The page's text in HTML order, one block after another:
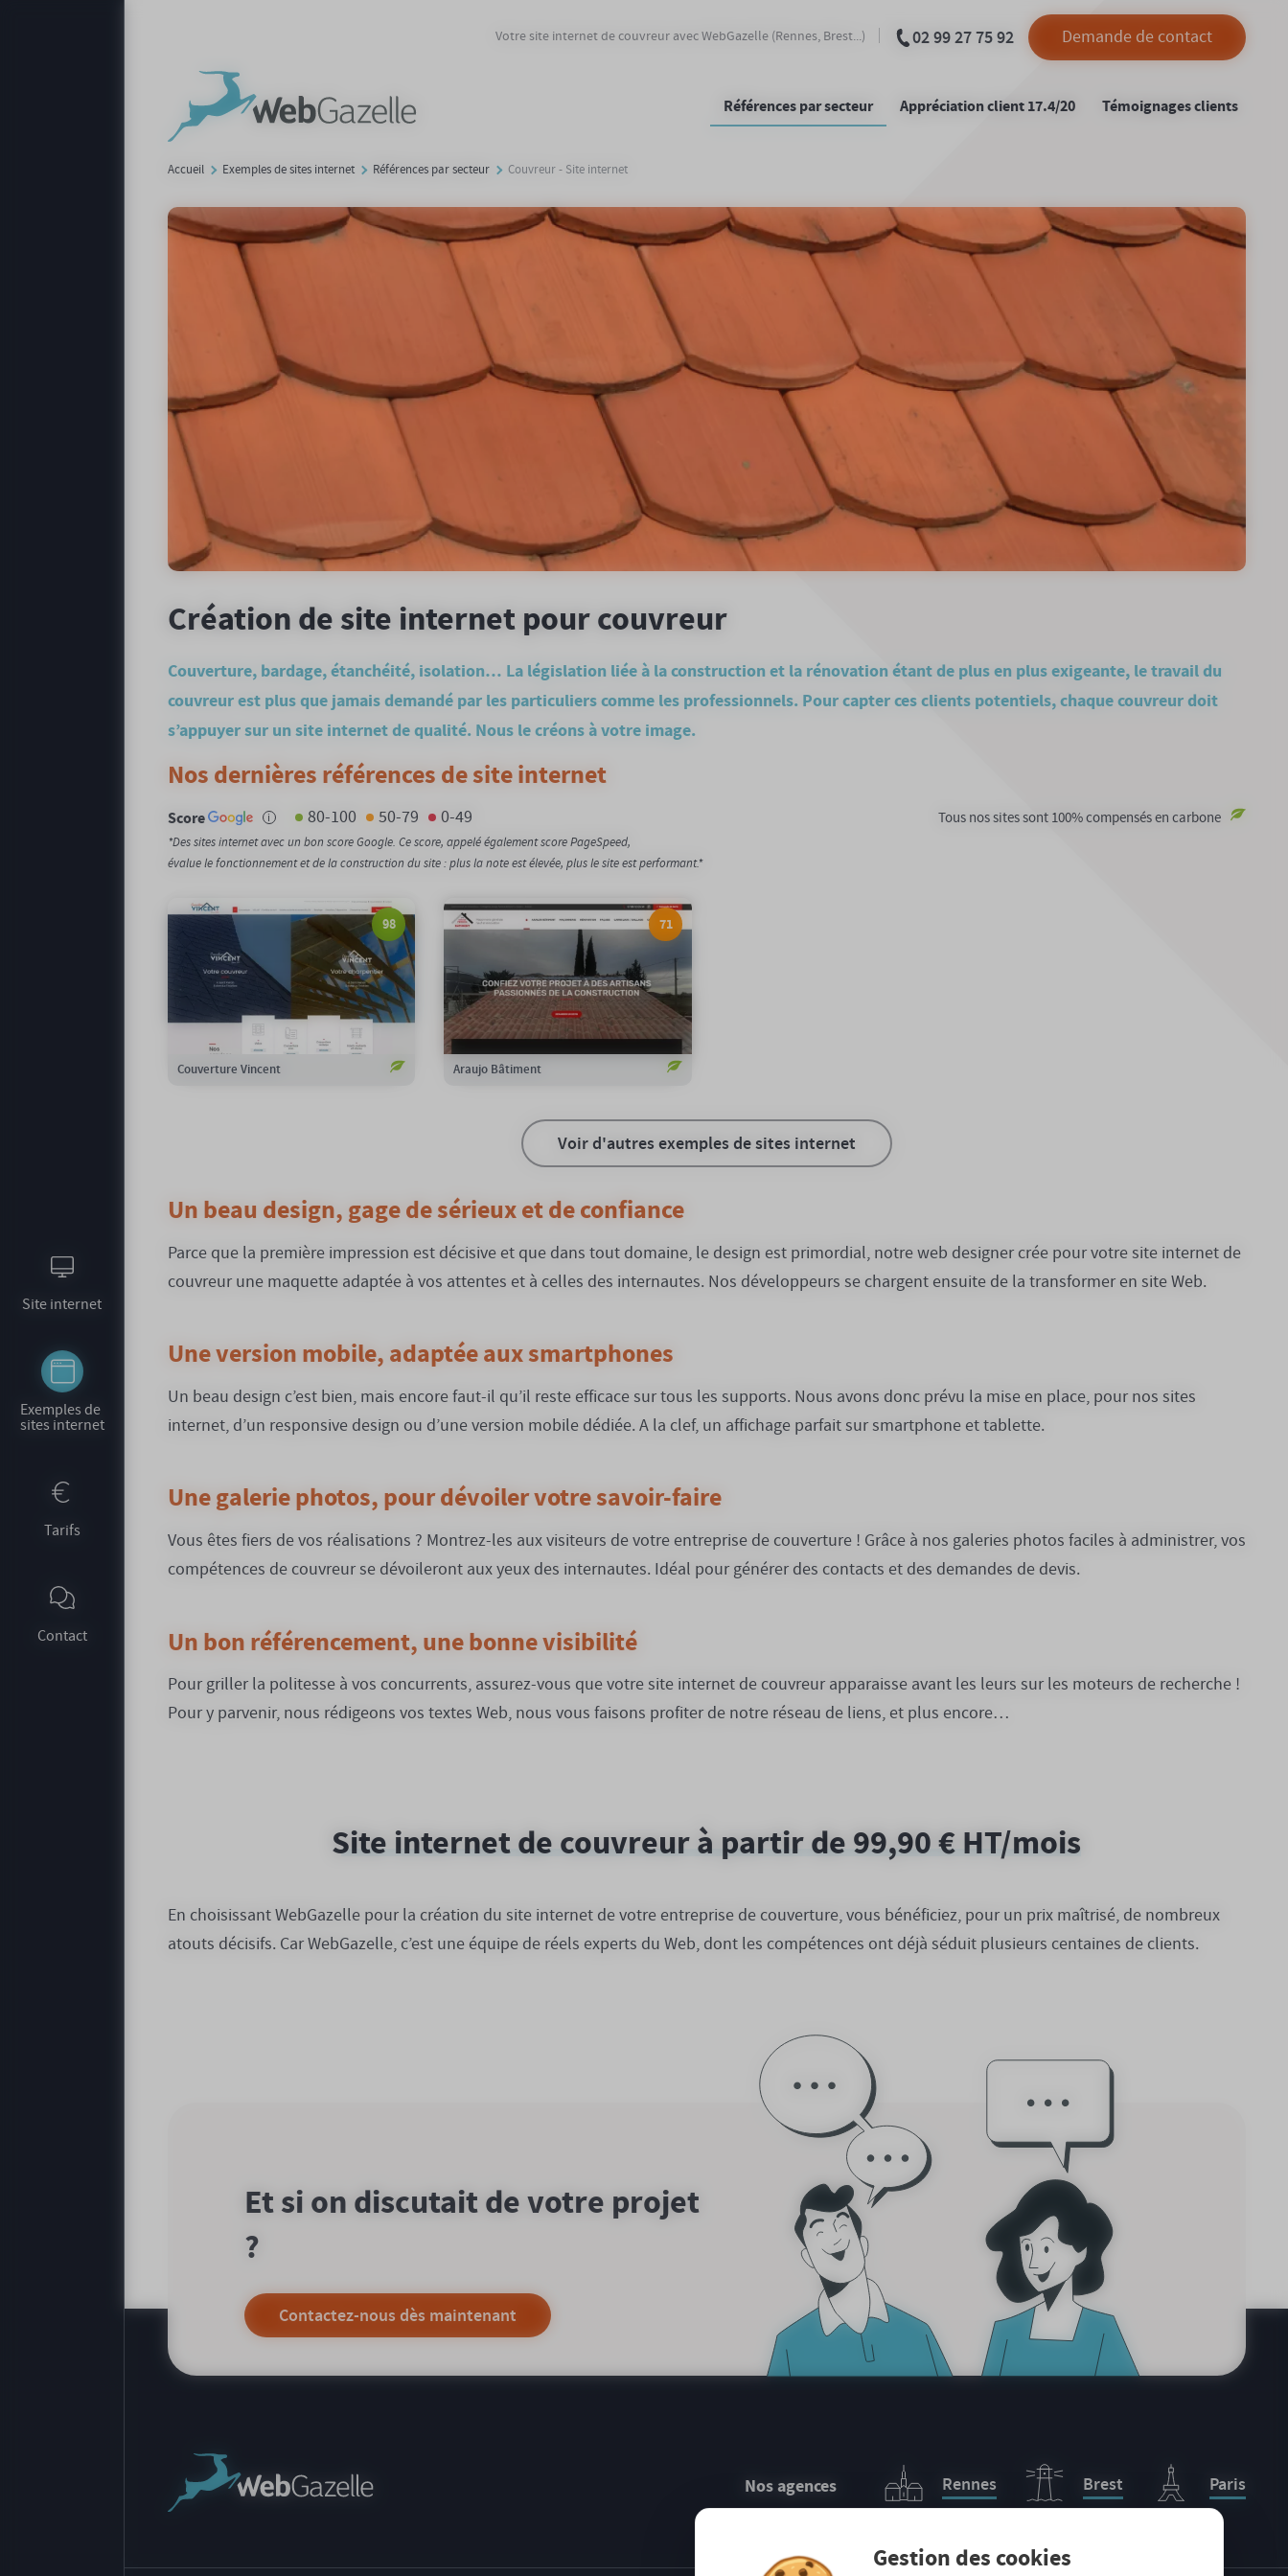
Site internet
Exemples de
sites internet
Tarifs
Contact
Votre site internet de couvreur avec WebGazelle (Rennes, Brest...) 02 99 27 75 92 Demande de contact
Références par secteur Appréciation client 17.4/20 Témoignages clients
Accueil Exemples de sites internet Références par secteur Couvreur - Site internet
Création de site internet pour couvreur
Couverture, bardage, étanchéité, isolation… La législation liée à la construction et la rénovation étant de plus en plus exigeante, le travail du
couvreur est plus que jamais demandé par les particuliers comme les professionnels. Pour capter ces clients potentiels, chaque couvreur doit
s’appuyer sur un site internet de qualité. Nous le créons à votre image.
Nos dernières références de site internet
Score i 80-100 50-79 0-49 Tous nos sites sont 100% compensés en carbone
*Des sites internet avec un bon score Google. Ce score, appelé également score PageSpeed,
évalue le fonctionnement et de la construction du site : plus la note est élevée, plus le site est performant.*
98
Couverture Vincent
Notation Google :
98/100
Emission carbone :
0,24gCO2/page
Compensation carbone :
100%
Voir le site
71
Araujo Bâtiment
Notation Google :
Emission carbone :
0,23gCO2/page
Compensation carbone :
100%
Voir le site
Voir d'autres exemples de sites internet
Un beau design, gage de sérieux et de confiance
Parce que la première impression est décisive et que dans tout domaine, le design est primordial, notre web designer crée pour votre site internet de
couvreur une maquette adaptée à vos attentes et à celles des internautes. Nos développeurs se chargent ensuite de la transformer en site Web.
Une version mobile, adaptée aux smartphones
Un beau design c’est bien, mais encore faut-il qu’il reste efficace sur tous les supports. Nous avons donc prévu la mise en place, pour nos sites
internet, d’un responsive design ou d’une version mobile dédiée. A la clef, un affichage parfait sur smartphone et tablette.
Une galerie photos, pour dévoiler votre savoir-faire
Vous êtes fiers de vos réalisations ? Montrez-les aux visiteurs de votre entreprise de couverture ! Grâce à nos galeries photos faciles à administrer, vos
compétences de couvreur se dévoileront aux yeux des internautes. Idéal pour générer des contacts et des demandes de devis.
Un bon référencement, une bonne visibilité
Pour griller la politesse à vos concurrents, assurez-vous que votre site internet de couvreur apparaisse avant les leurs sur les moteurs de recherche !
Pour y parvenir, nous rédigeons vos textes Web, nous vous faisons profiter de notre réseau de liens, et plus encore…
Site internet de couvreur à partir de 99,90 € HT/mois
En choisissant WebGazelle pour la création du site internet de votre entreprise de couverture, vous bénéficiez, pour un prix maîtrisé, de nombreux
atouts décisifs. Car WebGazelle, c’est une équipe de réels experts du Web, dont les compétences ont déjà séduit plusieurs centaines de clients.
Et si on discutait de votre projet
?
Contactez-nous dès maintenant
Nos agences Rennes Brest Paris
Gestion des cookies